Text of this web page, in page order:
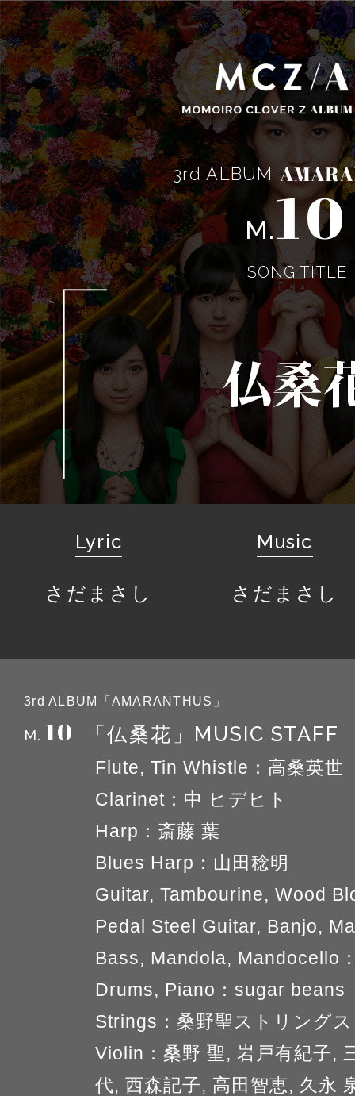
3rd ALBUM
M.10
SONG TITLE
Lyric
さだまさし
Music
さだまさし
3rd ALBUM「AMARANTHUS」
M. 10 「仏桑花」 MUSIC STAFF
Flute, Tin Whistle：高桑英世
Clarinet：中 ヒデヒト
Harp：斎藤 葉
Blues Harp：山田稔明
Guitar, Tambourine, Wood
Pedal Steel Guitar, Banjo,
Bass, Mandola, Mandocello
Drums, Piano：sugar beans
Strings：桑野聖ストリングス
Violin：桑野 聖, 岩戸有紀子,
代, 西森記子, 高田智恵, 久永